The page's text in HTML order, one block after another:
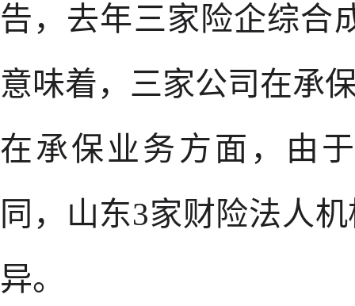
告，去年三家险企综合
意味着，三家公司在承
在承保业务方面，由
同，山东3家财险法人
异。